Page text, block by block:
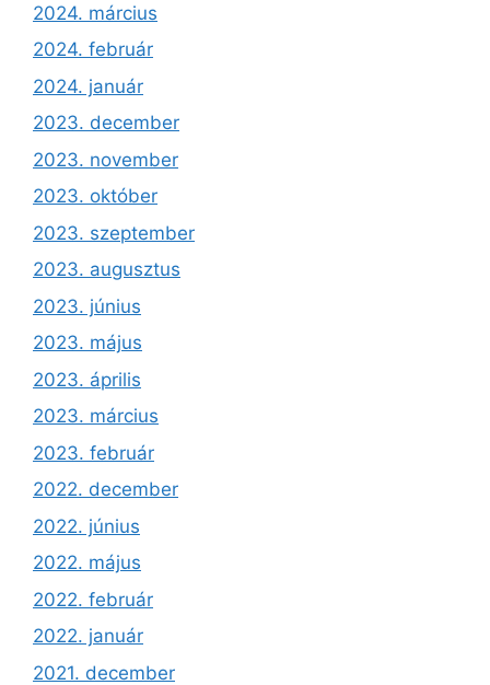
2024. március
2024. február
2024. január
2023. december
2023. november
2023. október
2023. szeptember
2023. augusztus
2023. június
2023. május
2023. április
2023. március
2023. február
2022. december
2022. június
2022. május
2022. február
2022. január
2021. december